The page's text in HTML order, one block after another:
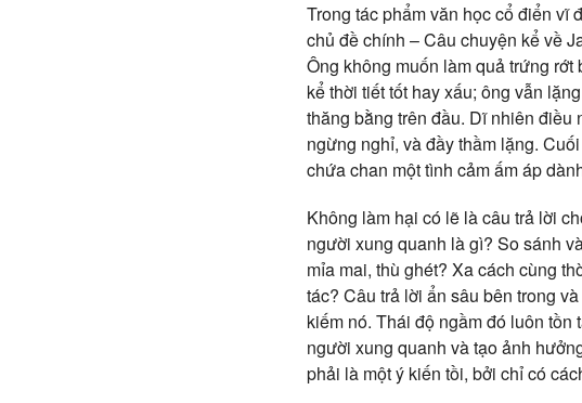
Trong tác phẩm văn học cổ điển vĩ
chủ đề chính – Câu chuyện kể về
Ông không muốn làm quả trứng
kể thời tiết tốt hay xấu; ông vẫn
thăng bằng trên đầu. Dĩ nhiên điều
ngừng nghỉ, và đầy thầm lặng.
chứa chan một tình cảm ấm áp
Không làm hại có lẽ là câu trả lời
người xung quanh là gì? So sánh
mỉa mai, thù ghét? Xa cách cùng
tác? Câu trả lời ẩn sâu bên trong
kiếm nó. Thái độ ngầm đó luôn tồn
người xung quanh và tạo ảnh
phải là một ý kiến tồi, bởi chỉ có